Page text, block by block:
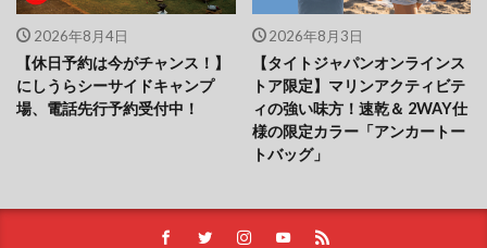
2026年8月4日
【休日予約は今がチャンス！】
にしうらシーサイドキャンプ
場、電話先行予約受付中！
2026年8月3日
【タイトジャパンオンラインス
トア限定】マリンアクティビテ
ィの強い味方！速乾＆ 2WAY仕
様の限定カラー「アンカートー
トバッグ」